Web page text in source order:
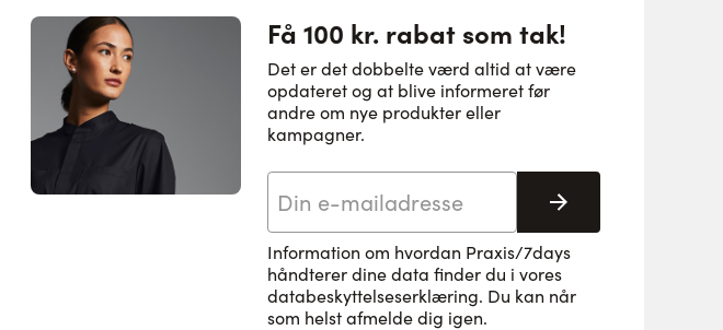
Få 100 kr. rabat som tak!
Det er det dobbelte værd altid at være
opdateret og at blive informeret før
andre om nye produkter eller
kampagner.
Tilmeld her
Information om hvordan Praxis/7days
håndterer dine data finder du i vores
databeskyttelseserklæring. Du kan når
som helst afmelde dig igen.